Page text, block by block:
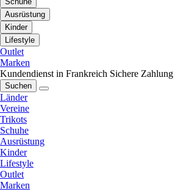
Ausrüstung
Kinder
Lifestyle
Outlet
Marken
Kundendienst in Frankreich Sichere Zahlung
Suchen
Länder
Vereine
Trikots
Schuhe
Ausrüstung
Kinder
Lifestyle
Outlet
Marken